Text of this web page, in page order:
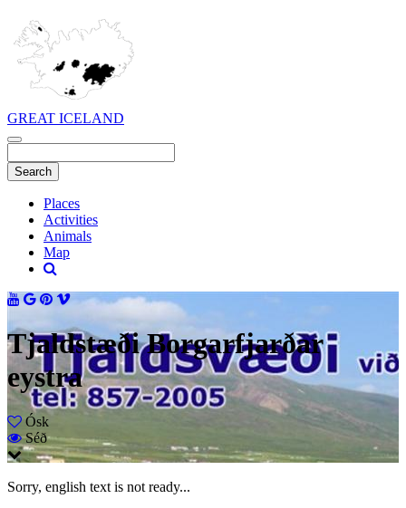
GREAT ICELAND
Places
Activities
Animals
Map
Tjaldstæði Borgarfjarðar
eystra
Ósk
Séð
Sorry, english text is not ready...